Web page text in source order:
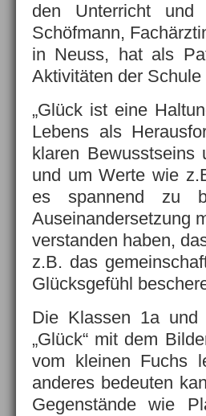
den Unterricht und
Schöfmann,
in Neuss, hat als
Aktivitäten der
„Glück ist eine
Lebens als
klaren Bewusstseins
und um Werte wie
es spannend zu
Auseinandersetzung
verstanden haben,
z.B. das
Glücksgefühl
Die Klassen 1a und
„Glück“ mit dem
vom kleinen Fuchs
anderes bedeuten
Gegenstände wie